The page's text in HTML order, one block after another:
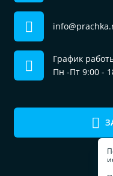
График
Пн -Пт 9:00 -